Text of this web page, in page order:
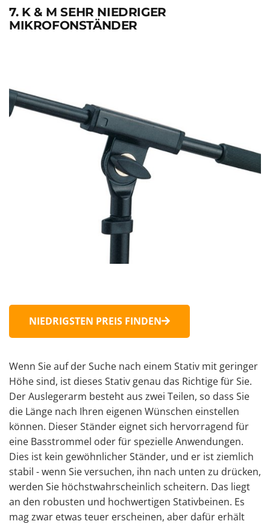
7. K & M SEHR NIEDRIGER
MIKROFONSTÄNDER
NIEDRIGSTEN PREIS FINDEN
Wenn Sie auf der Suche nach einem Stativ mit geringer
Höhe sind, ist dieses Stativ genau das Richtige für Sie.
Der Auslegerarm besteht aus zwei Teilen, so dass Sie
die Länge nach Ihren eigenen Wünschen einstellen
können. Dieser Ständer eignet sich hervorragend für
eine Basstrommel oder für spezielle Anwendungen.
Dies ist kein gewöhnlicher Ständer, und er ist ziemlich
stabil - wenn Sie versuchen, ihn nach unten zu drücken,
werden Sie höchstwahrscheinlich scheitern. Das liegt
an den robusten und hochwertigen Stativbeinen. Es
mag zwar etwas teuer erscheinen, aber dafür erhält